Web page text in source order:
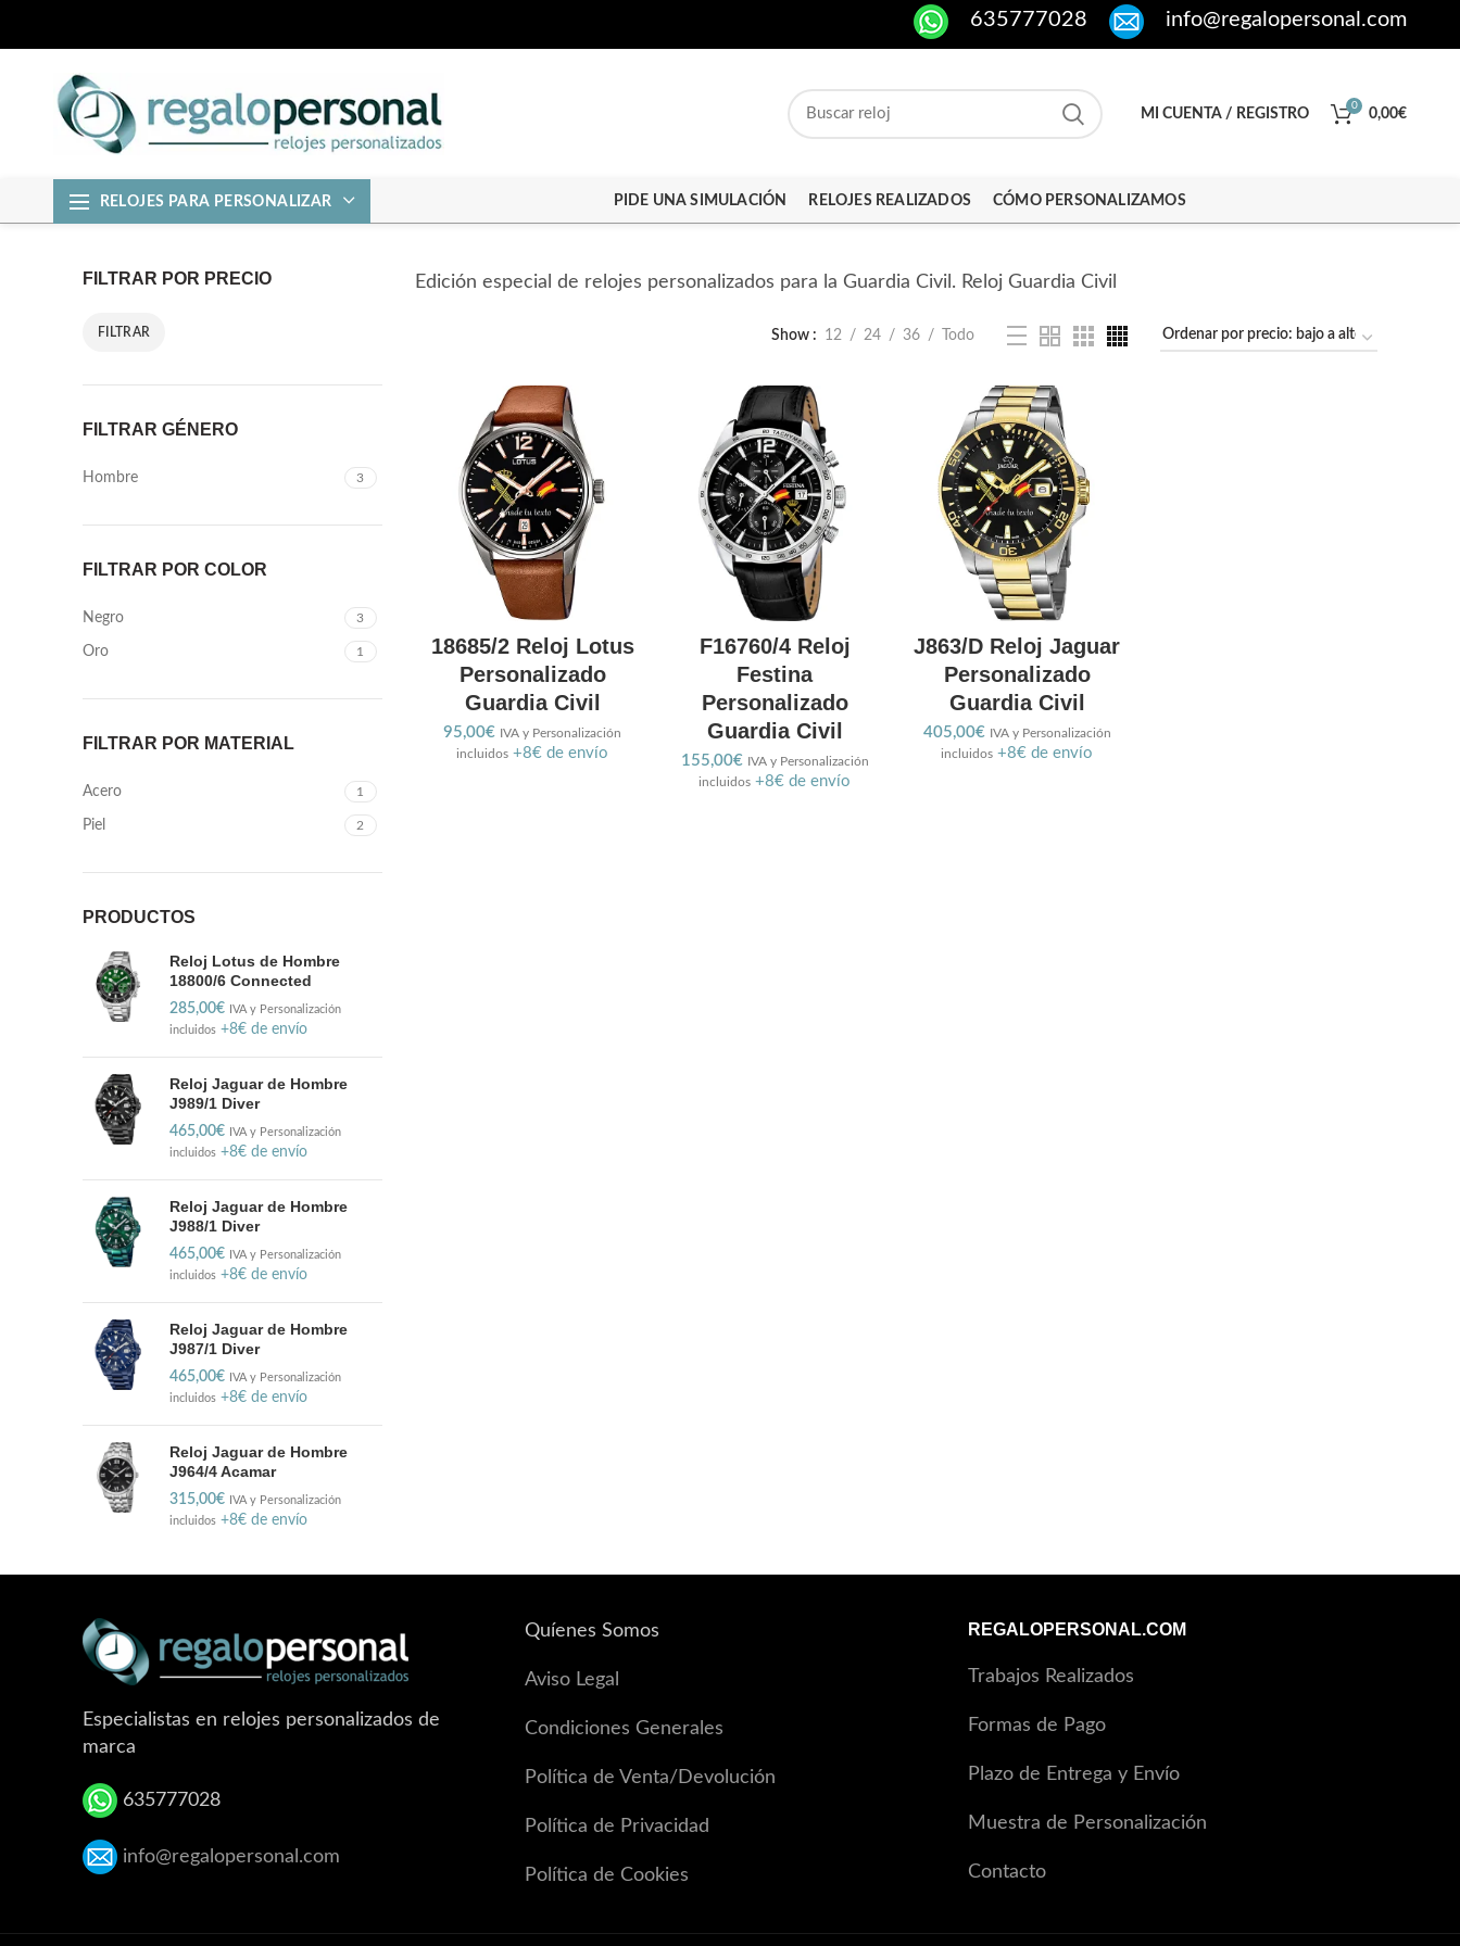
635777028 info@regalopersonal.com
MI CUENTA / REGISTRO
0
0,00€
RELOJES PARA PERSONALIZAR PIDE UNA SIMULACIÓN RELOJES REALIZADOS CÓMO PERSONALIZAMOS
FILTRAR POR PRECIO
FILTRAR
FILTRAR GÉNERO
Hombre 3
FILTRAR POR COLOR
Negro 3
Oro 1
FILTRAR POR MATERIAL
Acero 1
Piel 2
PRODUCTOS
Reloj Lotus de Hombre
18800/6 Connected
285,00€
IVA y Personalización
incluidos +8€ de envío
Reloj Jaguar de Hombre
J989/1 Diver
465,00€
IVA y Personalización
incluidos +8€ de envío
Reloj Jaguar de Hombre
J988/1 Diver
465,00€
IVA y Personalización
incluidos +8€ de envío
Reloj Jaguar de Hombre
J987/1 Diver
465,00€
IVA y Personalización
incluidos +8€ de envío
Reloj Jaguar de Hombre
J964/4 Acamar
315,00€
IVA y Personalización
incluidos +8€ de envío
Edición especial de relojes personalizados para la Guardia Civil. Reloj Guardia Civil
Show 12 24 36 Todo
18685/2 Reloj Lotus
Personalizado
Guardia Civil
95,00€ IVA y Personalización
incluidos +8€ de envío
F16760/4 Reloj
Festina
Personalizado
Guardia Civil
155,00€ IVA y Personalización
incluidos +8€ de envío
J863/D Reloj Jaguar
Personalizado
Guardia Civil
405,00€ IVA y Personalización
incluidos +8€ de envío
Especialistas en relojes personalizados de
marca
635777028
info@regalopersonal.com
Quíenes Somos
Aviso Legal
Condiciones Generales
Política de Venta/Devolución
Política de Privacidad
Política de Cookies
REGALOPERSONAL.COM
Trabajos Realizados
Formas de Pago
Plazo de Entrega y Envío
Muestra de Personalización
Contacto